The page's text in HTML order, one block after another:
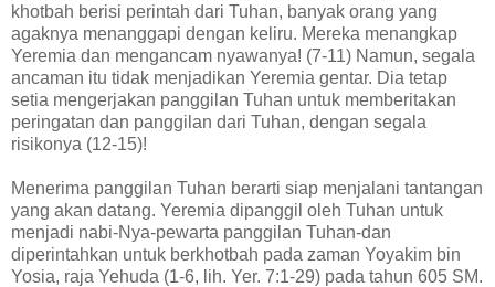
khotbah berisi perintah dari Tuhan, banyak orang yang
agaknya menanggapi dengan keliru. Mereka menangkap
Yeremia dan mengancam nyawanya! (7-11) Namun, segala
ancaman itu tidak menjadikan Yeremia gentar. Dia tetap
setia mengerjakan panggilan Tuhan untuk memberitakan
peringatan dan panggilan dari Tuhan, dengan segala
risikonya (12-15)!
Menerima panggilan Tuhan berarti siap menjalani tantangan
yang akan datang. Yeremia dipanggil oleh Tuhan untuk
menjadi nabi-Nya-pewarta panggilan Tuhan-dan
diperintahkan untuk berkhotbah pada zaman Yoyakim bin
Yosia, raja Yehuda (1-6, lih. Yer. 7:1-29) pada tahun 605 SM.